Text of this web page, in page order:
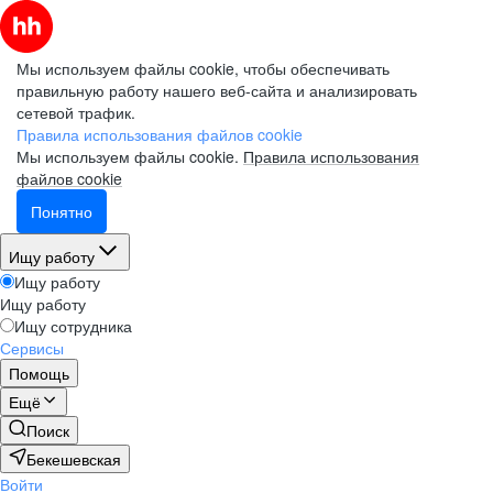
Мы используем файлы cookie, чтобы обеспечивать
правильную работу нашего веб-сайта и анализировать
сетевой трафик.
Правила использования файлов cookie
Мы используем файлы cookie. Правила использования
файлов cookie
Понятно
Ищу работу
Ищу работу
Ищу работу
Ищу сотрудника
Сервисы
Помощь
Ещё
Поиск
Бекешевская
Войти